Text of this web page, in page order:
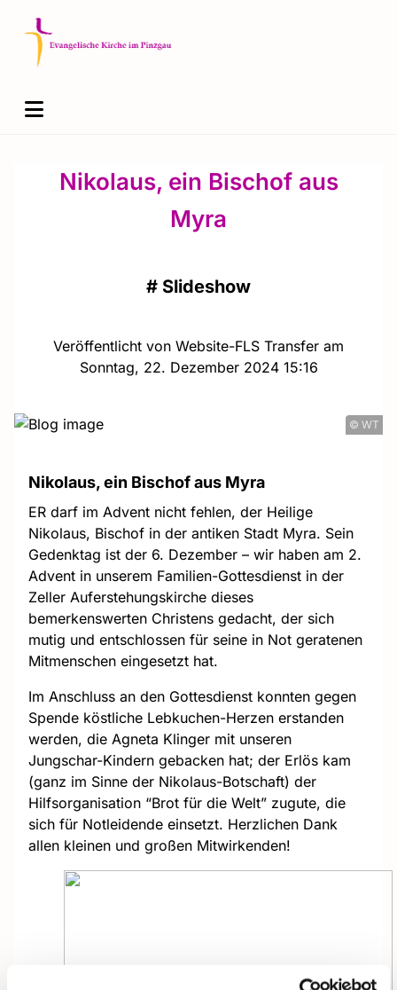
Nikolaus, ein Bischof aus
Myra
# Slideshow
Veröffentlicht von Website-FLS Transfer am
Sonntag, 22. Dezember 2024 15:16
© WT
Nikolaus, ein Bischof aus Myra
ER darf im Advent nicht fehlen, der Heilige
Nikolaus, Bischof in der antiken Stadt Myra. Sein
Gedenktag ist der 6. Dezember – wir haben am 2.
Advent in unserem Familien-Gottesdienst in der
Zeller Auferstehungskirche dieses
bemerkenswerten Christens gedacht, der sich
mutig und entschlossen für seine in Not geratenen
Mitmenschen eingesetzt hat.
Im Anschluss an den Gottesdienst konnten gegen
Spende köstliche Lebkuchen-Herzen erstanden
werden, die Agneta Klinger mit unseren
Jungschar-Kindern gebacken hat; der Erlös kam
(ganz im Sinne der Nikolaus-Botschaft) der
Hilfsorganisation “Brot für die Welt” zugute, die
sich für Notleidende einsetzt. Herzlichen Dank
allen kleinen und großen Mitwirkenden!